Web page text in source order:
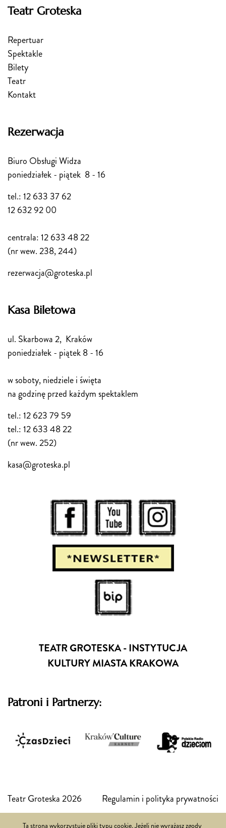
Teatr Groteska
Repertuar
Spektakle
Bilety
Teatr
Kontakt
Rezerwacja
Biuro Obsługi Widza
poniedziałek - piątek 8 - 16
tel.: 12 633 37 62
12 632 92 00
centrala: 12 633 48 22
(nr wew. 238, 244)
rezerwacja@groteska.pl
Kasa Biletowa
ul. Skarbowa 2, Kraków
poniedziałek - piątek 8 - 16
w soboty, niedziele i święta
na godzinę przed każdym spektaklem
tel.: 12 623 79 59
tel.: 12 633 48 22
(nr wew. 252)
kasa@groteska.pl
TEATR GROTESKA - INSTYTUCJA
KULTURY MIASTA KRAKOWA
Patroni i Partnerzy:
Teatr Groteska 2026 Regulamin i polityka prywatności
Ta strona wykorzystuje pliki typu cookie. Jeżeli nie wyrażasz zgody